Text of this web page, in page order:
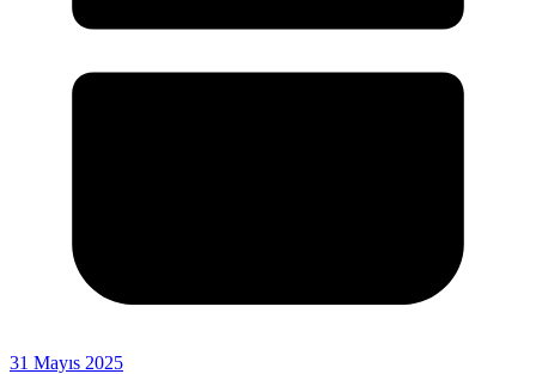
31 Mayıs 2025